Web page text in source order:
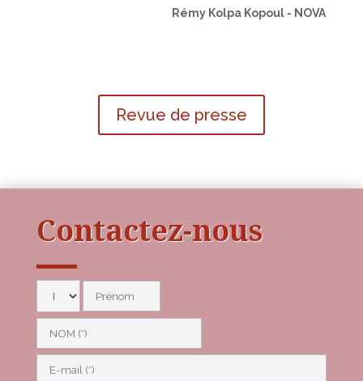
Rémy Kolpa Kopoul - NOVA
Revue de presse
Contactez-nous